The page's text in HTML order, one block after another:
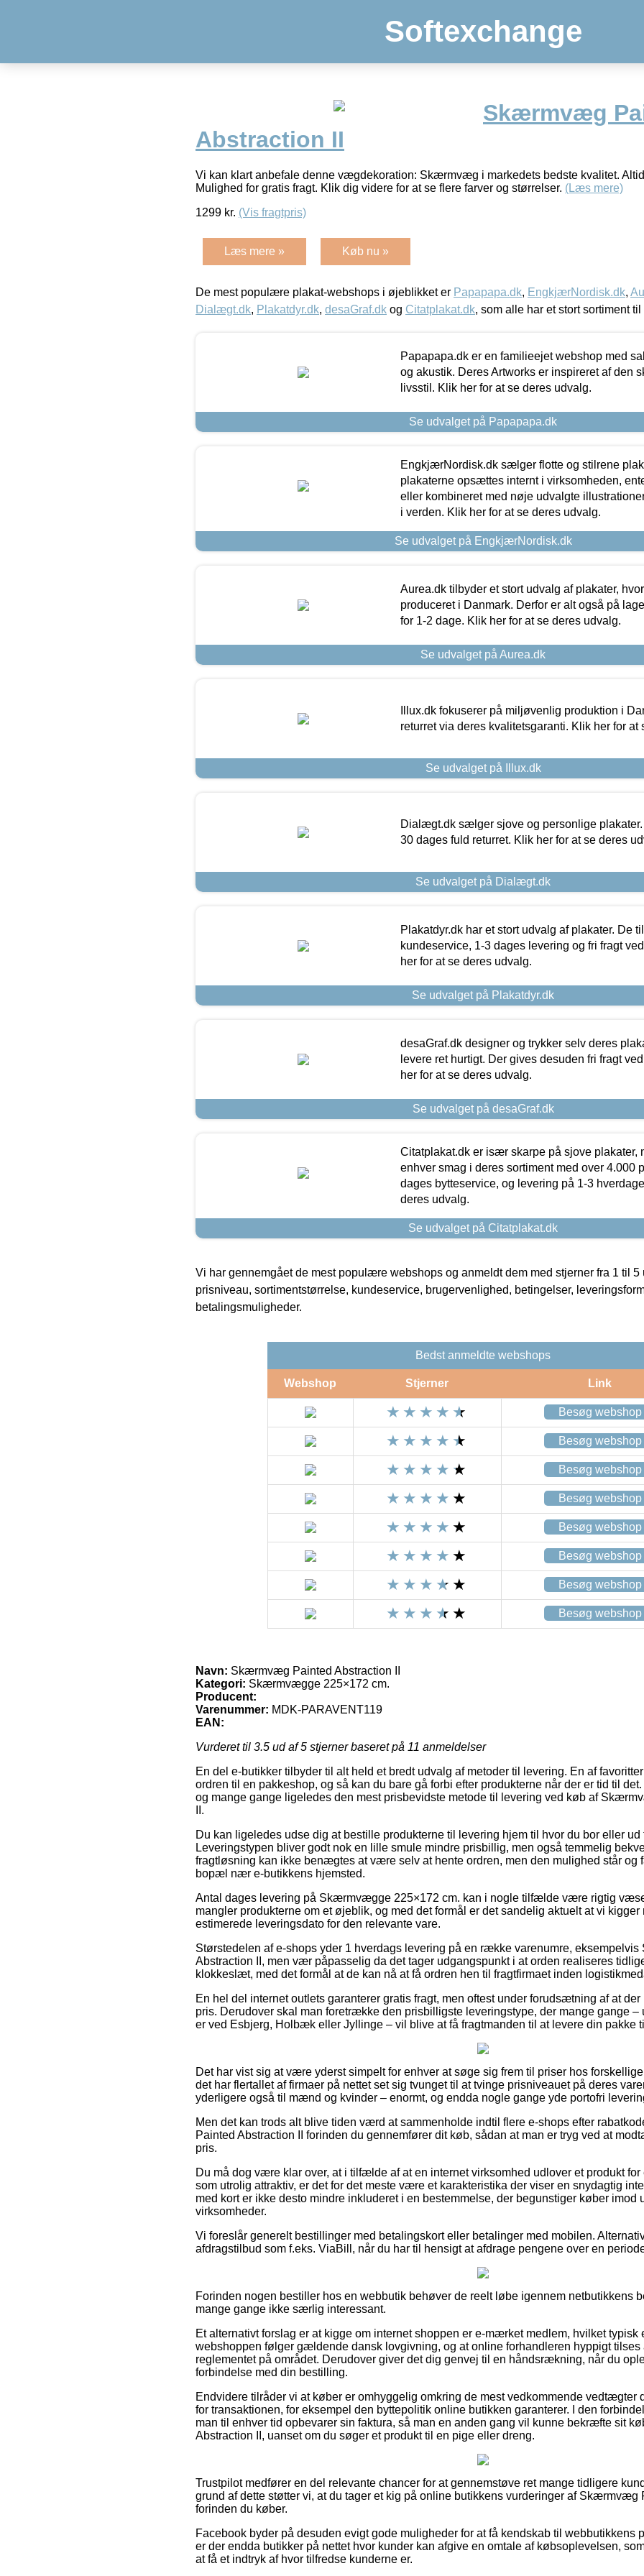
Softexchange
Skærmvæg
Abstraction II
Vi kan klart anbefale denne vægdekoration: Skærmvæg i markedets bedste kvalitet.
Mulighed for gratis fragt. Klik dig videre for at se flere farver og størrelser. (Læs mere)
1299 kr. (Vis fragtpris)
Læs mere » Køb nu »
De mest populære plakat-webshops i øjeblikket er Papapapa.dk, EngkjærNordisk.dk,
Dialægt.dk, Plakatdyr.dk, desaGraf.dk og Citatplakat.dk, som alle har et stort sortiment til
Papapapa.dk er en familieejet webshop med
og akustik. Deres Artworks er inspireret af den
livsstil. Klik her for at se deres udvalg.
Se udvalget på Papapapa.dk
EngkjærNordisk.dk sælger flotte og stilrene
plakaterne opsættes internt i virksomheden,
eller kombineret med nøje udvalgte
i verden. Klik her for at se deres udvalg.
Se udvalget på EngkjærNordisk.dk
Aurea.dk tilbyder et stort udvalg af plakater,
produceret i Danmark. Derfor er alt også på
for 1-2 dage. Klik her for at se deres udvalg.
Se udvalget på Aurea.dk
Illux.dk fokuserer på miljøvenlig produktion i
returret via deres kvalitetsgaranti. Klik her for at
Se udvalget på Illux.dk
Dialægt.dk sælger sjove og personlige
30 dages fuld returret. Klik her for at se deres
Se udvalget på Dialægt.dk
Plakatdyr.dk har et stort udvalg af plakater. De
kundeservice, 1-3 dages levering og fri fragt
her for at se deres udvalg.
Se udvalget på Plakatdyr.dk
desaGraf.dk designer og trykker selv deres
levere ret hurtigt. Der gives desuden fri fragt
her for at se deres udvalg.
Se udvalget på desaGraf.dk
Citatplakat.dk er især skarpe på sjove plakater,
enhver smag i deres sortiment med over 4.000
dages bytteservice, og levering på 1-3
deres udvalg.
Se udvalget på Citatplakat.dk
Vi har gennemgået de mest populære webshops og anmeldt dem med stjerner fra 1 til 5
prisniveau, sortimentstørrelse, kundeservice, brugervenlighed, betingelser,
betalingsmuligheder.
Bedst anmeldte webshops
Webshop Stjerner Link
Besøg webshop
Besøg webshop
Besøg webshop
Besøg webshop
Besøg webshop
Besøg webshop
Besøg webshop
Besøg webshop
Navn: Skærmvæg Painted Abstraction II
Kategori: Skærmvægge 225×172 cm.
Producent:
Varenummer: MDK-PARAVENT119
EAN:
Vurderet til 3.5 ud af 5 stjerner baseret på 11 anmeldelser
En del e-butikker tilbyder til alt held et bredt udvalg af metoder til levering. En af
ordren til en pakkeshop, og så kan du bare gå forbi efter produkterne når der er tid til
og mange gange ligeledes den mest prisbevidste metode til levering ved køb af
II.
Du kan ligeledes udse dig at bestille produkterne til levering hjem til hvor du bor eller
Leveringstypen bliver godt nok en lille smule mindre prisbillig, men også temmelig
fragtløsning kan ikke benægtes at være selv at hente ordren, men den mulighed står og
bopæl nær e-butikkens hjemsted.
Antal dages levering på Skærmvægge 225×172 cm. kan i nogle tilfælde være rigtig
mangler produkterne om et øjeblik, og med det formål er det sandelig aktuelt at vi
estimerede leveringsdato for den relevante vare.
Størstedelen af e-shops yder 1 hverdags levering på en række varenumre,
Abstraction II, men vær påpasselig da det tager udgangspunkt i at orden realiseres
klokkeslæt, med det formål at de kan nå at få ordren hen til fragtfirmaet inden
En hel del internet outlets garanterer gratis fragt, men oftest under forudsætning af at
pris. Derudover skal man foretrække den prisbilligste leveringstype, der mange gange –
er ved Esbjerg, Holbæk eller Jyllinge – vil blive at få fragtmanden til at levere din pakke
Det har vist sig at være yderst simpelt for enhver at søge sig frem til priser hos
det har flertallet af firmaer på nettet set sig tvunget til at tvinge prisniveauet på deres
yderligere også til mænd og kvinder – enormt, og endda nogle gange yde portofri
Men det kan trods alt blive tiden værd at sammenholde indtil flere e-shops efter
Painted Abstraction II forinden du gennemfører dit køb, sådan at man er tryg ved at
pris.
Du må dog være klar over, at i tilfælde af at en internet virksomhed udlover et produkt
som utrolig attraktiv, er det for det meste være et karakteristika der viser en snydagtig
med kort er ikke desto mindre inkluderet i en bestemmelse, der begunstiger køber
virksomheder.
Vi foreslår generelt bestillinger med betalingskort eller betalinger med mobilen.
afdragstilbud som f.eks. ViaBill, når du har til hensigt at afdrage pengene over en
Forinden nogen bestiller hos en webbutik behøver de reelt løbe igennem netbutikkens
mange gange ikke særlig interessant.
Et alternativt forslag er at kigge om internet shoppen er e-mærket medlem, hvilket typisk
webshoppen følger gældende dansk lovgivning, og at online forhandleren hyppigt tilses
reglementet på området. Derudover giver det dig genvej til en håndsrækning, når du
forbindelse med din bestilling.
Endvidere tilråder vi at køber er omhyggelig omkring de mest vedkommende vedtægter
for transaktionen, for eksempel den byttepolitik online butikken garanterer. I den
man til enhver tid opbevarer sin faktura, så man en anden gang vil kunne bekræfte sit
Abstraction II, uanset om du søger et produkt til en pige eller dreng.
Trustpilot medfører en del relevante chancer for at gennemstøve ret mange tidligere
grund af dette støtter vi, at du tager et kig på online butikkens vurderinger af Skærmvæg
forinden du køber.
Facebook byder på desuden evigt gode muligheder for at få kendskab til webbutikkens
er der endda butikker på nettet hvor kunder kan afgive en omtale af købsoplevelsen,
at få et indtryk af hvor tilfredse kunderne er.